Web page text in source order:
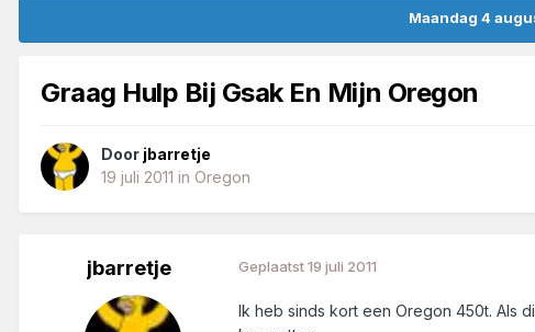
Maandag 4
Graag Hulp Bij Gsak En Mijn Oregon
Door jbarretje
19 juli 2011 in Oregon
jbarretje Geplaatst19 juli 2011
Ik heb sinds kort een Oregon 450t. Als